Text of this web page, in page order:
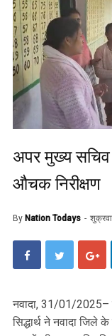
अपर मुख्य सचिव
औचक निरीक्षण
By Nation Todays
नवादा, 31/01/2025–
सिद्धार्थ ने नवादा जिले